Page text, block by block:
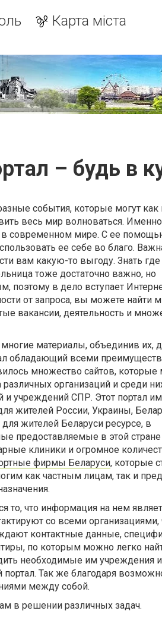
Карта міста
– будь в
события, которые могут как
весь мир волноваться.
в современном мире. С ее
ее себе во благо.
вам какую-то выгоду. Знать где
тоже достаточно важно, но
поэтому в дело вступает
от запроса, вы можете найти
вакансии, деятельность и
материалы, объединив их,
обладающий всеми
множество сайтов, которые
организаций и среди
и учреждений СПР. Этот портал
жителей России, Украины,
жителей Беларуси ресурсе, в
предоставляемые в этой стране
клиники и огромное
фирмы Беларуси, которые
как частным лицам, так и
то, что информация на нем
со всеми организациями,
контактные данные,
по которым можно легко
необходимые им учреждения
Так же благодаря
между собой.
в решении различных задач.